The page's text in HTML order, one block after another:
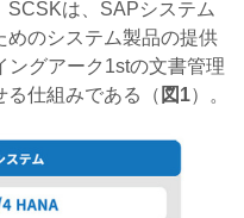
SCSKは、SAPシステム
めのシステム製品の提供
ングアーク1stの文書管理
る仕組みである（ 図1）。